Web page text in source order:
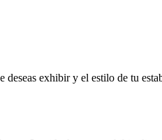
exhibir y el estilo de tu